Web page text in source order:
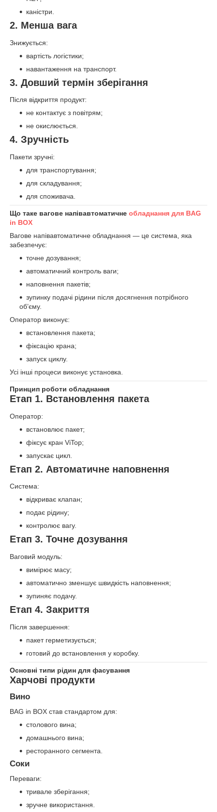
каністри.
2. Менша вага
Знижується:
вартість логістики;
навантаження на транспорт.
3. Довший термін зберігання
Після відкриття продукт:
не контактує з повітрям;
не окислюється.
4. Зручність
Пакети зручні:
для транспортування;
для складування;
для споживача.
Що таке вагове напівавтоматичне обладнання для BAG
in BOX
Вагове напівавтоматичне обладнання — це система, яка
забезпечує:
точне дозування;
автоматичний контроль ваги;
наповнення пакетів;
зупинку подачі рідини після досягнення потрібного
об’єму.
Оператор виконує:
встановлення пакета;
фіксацію крана;
запуск циклу.
Усі інші процеси виконує установка.
Принцип роботи обладнання
Етап 1. Встановлення пакета
Оператор:
встановлює пакет;
фіксує кран ViTop;
запускає цикл.
Етап 2. Автоматичне наповнення
Система:
відкриває клапан;
подає рідину;
контролює вагу.
Етап 3. Точне дозування
Ваговий модуль:
вимірює масу;
автоматично зменшує швидкість наповнення;
зупиняє подачу.
Етап 4. Закриття
Після завершення:
пакет герметизується;
готовий до встановлення у коробку.
Основні типи рідин для фасування
Харчові продукти
Вино
BAG in BOX став стандартом для:
столового вина;
домашнього вина;
ресторанного сегмента.
Соки
Переваги:
тривале зберігання;
зручне використання.